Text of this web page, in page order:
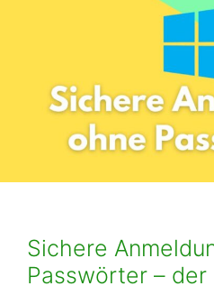
Sichere
Passwörter –